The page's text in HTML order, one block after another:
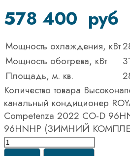
578 400 руб
Мощность охлаждения, кВт
Мощность обогрева, кВт
Площадь, м. кв.
Количество товара
канальный кондиционер
Competenza 2022 CO-D
96HNHP (ЗИМНИЙ